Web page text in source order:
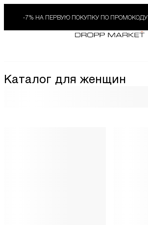
-7% НА ПЕРВУЮ ПОКУПКУ ПО ПРОМОКОДУ
Каталог для женщин